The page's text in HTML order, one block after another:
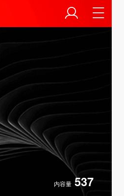
内容量 537